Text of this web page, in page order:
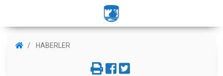
HABERLER